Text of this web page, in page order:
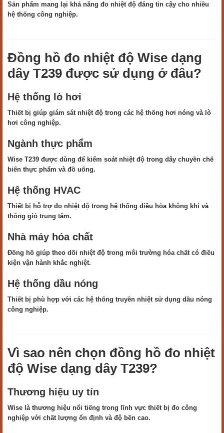
Sản phẩm mang lại khả năng đo nhiệt độ đáng tin cậy cho nhiều
hệ thống công nghiệp.
Đồng hồ đo nhiệt độ Wise dạng
dây T239 được sử dụng ở đâu?
Hệ thống lò hơi
Thiết bị giúp giám sát nhiệt độ trong các hệ thống hơi nóng và lò
hơi công nghiệp.
Ngành thực phẩm
Wise T239 được dùng để kiểm soát nhiệt độ trong dây chuyền chế
biến thực phẩm và đồ uống.
Hệ thống HVAC
Thiết bị hỗ trợ đo nhiệt độ trong hệ thống điều hòa không khí và
thông gió trung tâm.
Nhà máy hóa chất
Đồng hồ giúp theo dõi nhiệt độ trong môi trường hóa chất có điều
kiện vận hành khắc nghiệt.
Hệ thống dầu nóng
Thiết bị phù hợp với các hệ thống truyền nhiệt sử dụng dầu nóng
công nghiệp.
Vì sao nên chọn đồng hồ đo nhiệt
độ Wise dạng dây T239?
Thương hiệu uy tín
Wise là thương hiệu nổi tiếng trong lĩnh vực thiết bị đo công
nghiệp với chất lượng ổn định và độ bền cao.